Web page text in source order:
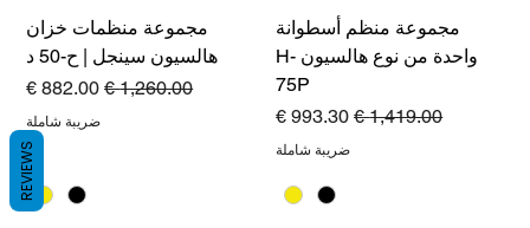
مجموعة منظم أسطوانة
واحدة من نوع هالسيون H-
75P
سعر عادي‏1,419.00 € سعر البيع
ضريبة شاملة
مجموعة منظمات خزان
هالسيون سينجل | ح-50 د
سعر عادي‏1,260.00 € سعر البيع
ضريبة شاملة
REVIEWS